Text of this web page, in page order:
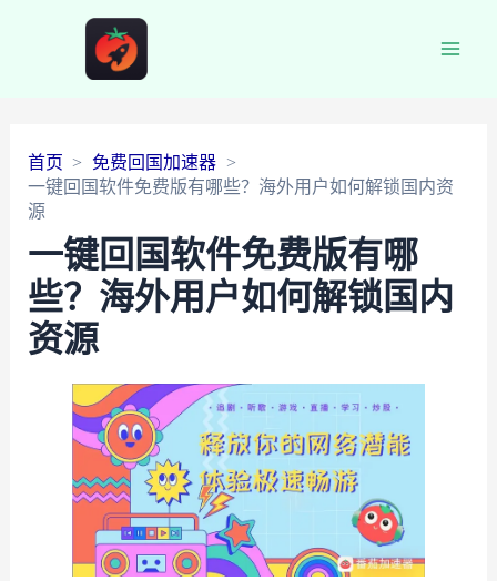
首页
免费回国加速器
一键回国软件免费版有哪些？海外用户如何解锁国内资
源
一键回国软件免费版有哪
些？海外用户如何解锁国内
资源